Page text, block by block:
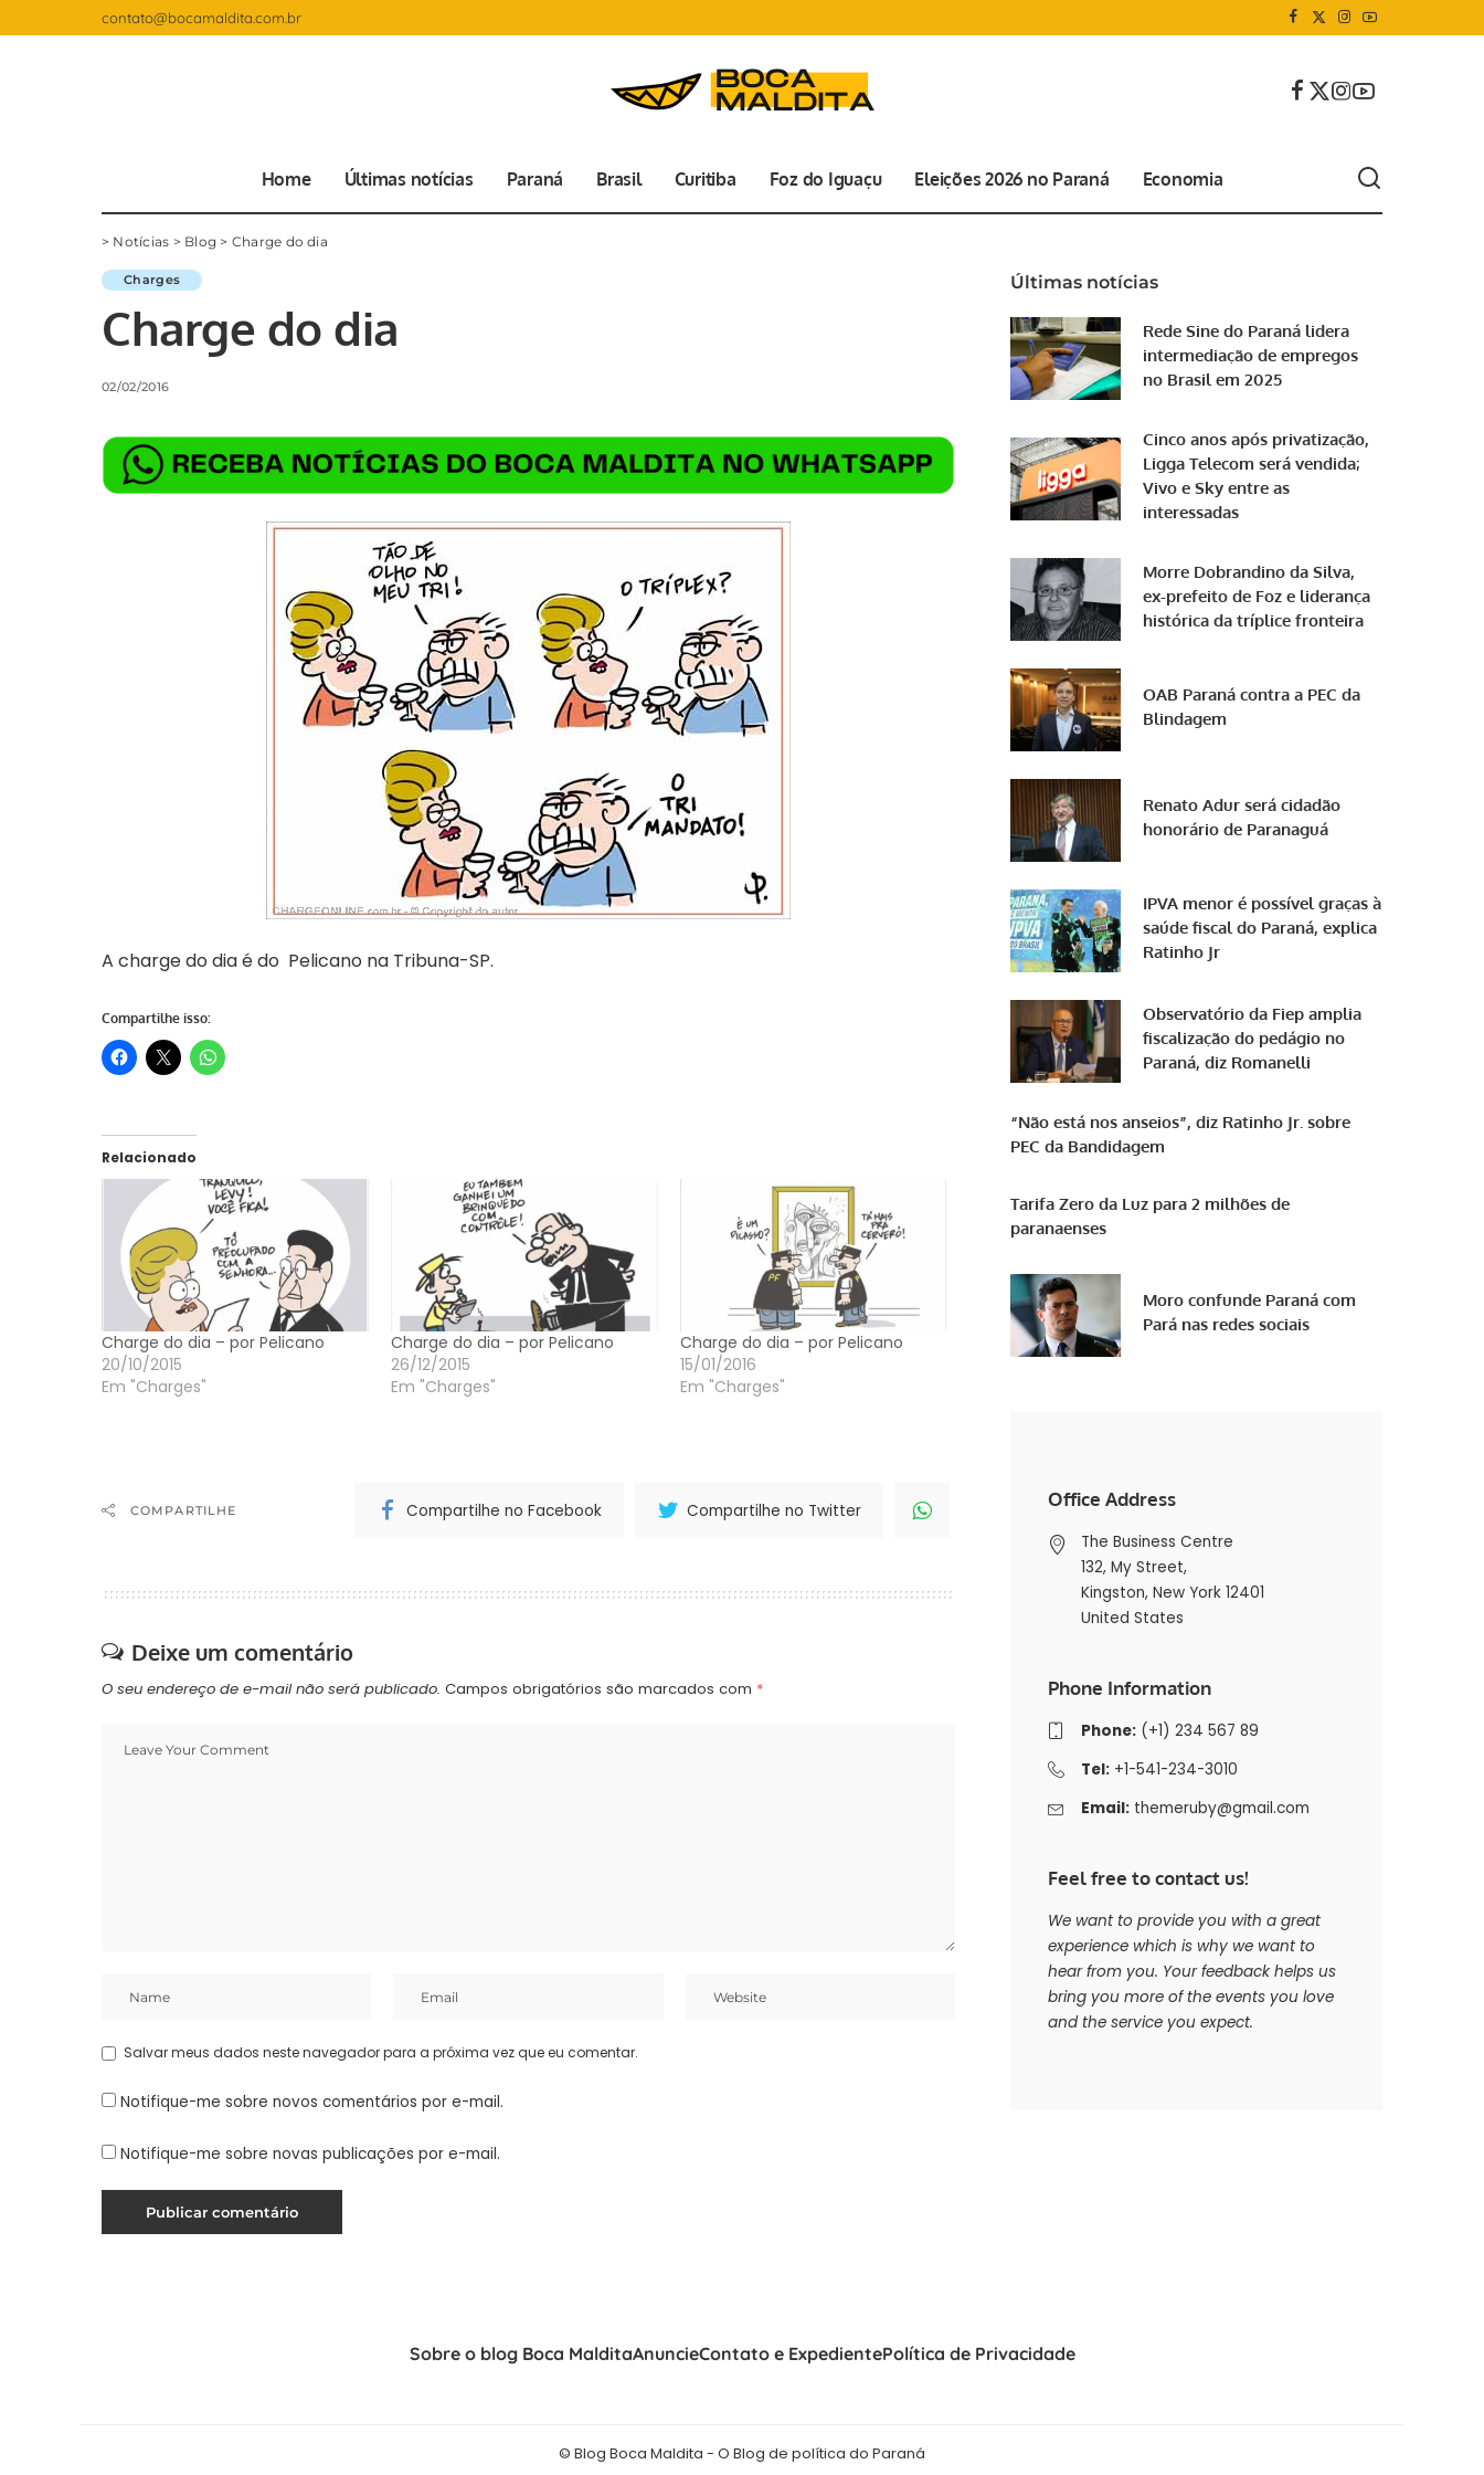
contato@bocamaldita.com.br
Home Últimas notícias Paraná Brasil Curitiba Foz do Iguaçu Eleições 2026 no Paraná Economia
> Notícias > Blog > Charge do dia
Charges
Charge do dia
02/02/2016
A charge do dia é do Pelicano na Tribuna-SP.
Compartilhe isso:
Relacionado
Charge do dia – por Pelicano
20/10/2015
Em "Charges"
Charge do dia – por Pelicano
26/12/2015
Em "Charges"
Charge do dia – por Pelicano
15/01/2016
Em "Charges"
COMPARTILHE Compartilhe no Facebook Compartilhe no Twitter
Deixe um comentário
O seu endereço de e-mail não será publicado. Campos obrigatórios são marcados com *
Salvar meus dados neste navegador para a próxima vez que eu comentar.
Notifique-me sobre novos comentários por e-mail.
Notifique-me sobre novas publicações por e-mail.
Últimas notícias
Rede Sine do Paraná lidera
intermediação de empregos
no Brasil em 2025
Cinco anos após privatização,
Ligga Telecom será vendida;
Vivo e Sky entre as
interessadas
Morre Dobrandino da Silva,
ex-prefeito de Foz e liderança
histórica da tríplice fronteira
OAB Paraná contra a PEC da
Blindagem
Renato Adur será cidadão
honorário de Paranaguá
IPVA menor é possível graças à
saúde fiscal do Paraná, explica
Ratinho Jr
Observatório da Fiep amplia
fiscalização do pedágio no
Paraná, diz Romanelli
“Não está nos anseios”, diz Ratinho Jr. sobre
PEC da Bandidagem
Tarifa Zero da Luz para 2 milhões de
paranaenses
Moro confunde Paraná com
Pará nas redes sociais
Office Address
The Business Centre
132, My Street,
Kingston, New York 12401
United States
Phone Information
Phone:(+1) 234 567 89
Tel:+1-541-234-3010
Email: themeruby@gmail.com
Feel free to contact us!
We want to provide you with a great
experience which is why we want to
hear from you. Your feedback helps us
bring you more of the events you love
and the service you expect.
Sobre o blog Boca MalditaAnuncieContato e ExpedientePolítica de Privacidade
© Blog Boca Maldita - O Blog de política do Paraná